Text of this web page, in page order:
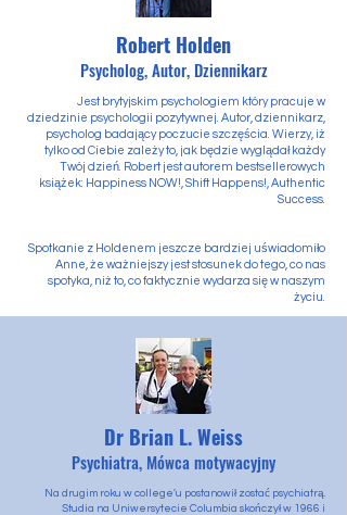
Dr Brian L. Weiss
Psychiatra, Mówca motywacyjny
Na drugim roku w college'u postanowił zostać psychiatrą.
Studia na Uniwersytecie Columbia skończył w 1966 i
Robert Holden
Psycholog, Autor, Dziennikarz
Jest brytyjskim psychologiem który pracuje w
dziedzinie psychologii pozytywnej. Autor, dziennikarz,
psycholog badający poczucie szczęścia. Wierzy, iż
tylko od Ciebie zależy to, jak będzie wyglądał każdy
Twój dzień. Robert jest autorem bestsellerowych
książek: Happiness NOW!, Shift Happens!, Authentic
Success.
Spotkanie z Holdenem jeszcze bardziej uświadomiło
Anne, że ważniejszy jest stosunek do tego, co nas
spotyka, niż to, co faktycznie wydarza się w naszym
życiu.